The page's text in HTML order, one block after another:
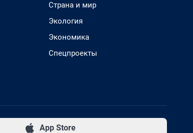
Страна и мир
Экология
Экономика
Спецпроекты
App Store